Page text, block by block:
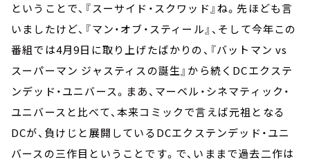
ということで、『スーサイド・スクワッド』ね。先ほども言
いましたけど、『マン・オブ・スティール』、そして今年この
番組では4月9日に取り上げたばかりの、『バットマン vs
スーパーマン ジャスティスの誕生』から続くDCエクステ
ンデッド・ユニバース。まあ、マーベル・シネマティック・
ユニバースと比べて、本来コミックで言えば元祖となる
DCが、負けじと展開しているDCエクステンデッド・ユニ
バースの三作目ということです。で、いままで過去二作は